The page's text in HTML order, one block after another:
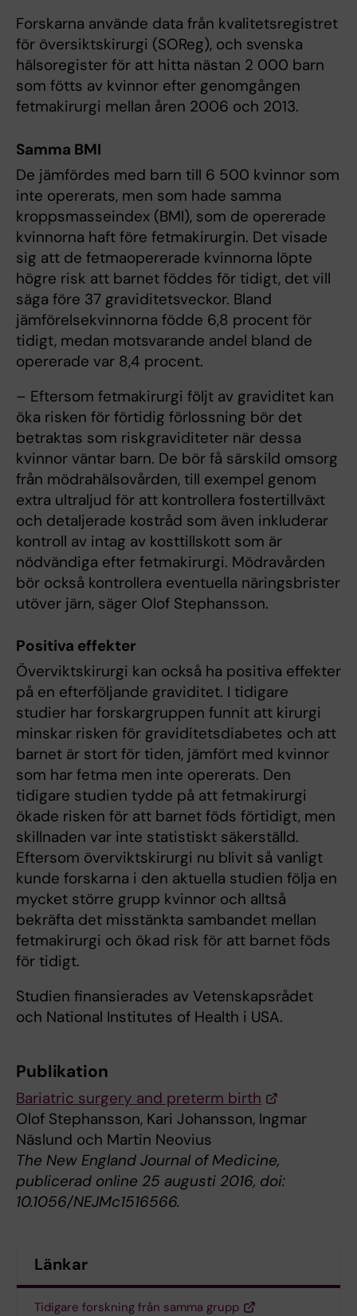
Forskarna använde data från kvalitetsregistret
för översiktskirurgi (SOReg), och svenska
hälsoregister för att hitta nästan 2 000 barn
som fötts av kvinnor efter genomgången
fetmakirurgi mellan åren 2006 och 2013.
Samma BMI
De jämfördes med barn till 6 500 kvinnor som
inte opererats, men som hade samma
kroppsmasseindex (BMI), som de opererade
kvinnorna haft före fetmakirurgin. Det visade
sig att de fetmaopererade kvinnorna löpte
högre risk att barnet föddes för tidigt, det vill
säga före 37 graviditetsveckor. Bland
jämförelsekvinnorna födde 6,8 procent för
tidigt, medan motsvarande andel bland de
opererade var 8,4 procent.
– Eftersom fetmakirurgi följt av graviditet kan
öka risken för förtidig förlossning bör det
betraktas som riskgraviditeter när dessa
kvinnor väntar barn. De bör få särskild omsorg
från mödrahälsovården, till exempel genom
extra ultraljud för att kontrollera fostertillväxt
och detaljerade kostråd som även inkluderar
kontroll av intag av kosttillskott som är
nödvändiga efter fetmakirurgi. Mödravården
bör också kontrollera eventuella näringsbrister
utöver järn, säger Olof Stephansson.
Positiva effekter
Överviktskirurgi kan också ha positiva effekter
på en efterföljande graviditet. I tidigare
studier har forskargruppen funnit att kirurgi
minskar risken för graviditetsdiabetes och att
barnet är stort för tiden, jämfört med kvinnor
som har fetma men inte opererats. Den
tidigare studien tydde på att fetmakirurgi
ökade risken för att barnet föds förtidigt, men
skillnaden var inte statistiskt säkerställd.
Eftersom överviktskirurgi nu blivit så vanligt
kunde forskarna i den aktuella studien följa en
mycket större grupp kvinnor och alltså
bekräfta det misstänkta sambandet mellan
fetmakirurgi och ökad risk för att barnet föds
för tidigt.
Studien finansierades av Vetenskapsrådet
och National Institutes of Health i USA.
Publikation
Bariatric surgery and preterm birth
Olof Stephansson, Kari Johansson, Ingmar
Näslund och Martin Neovius
The New England Journal of Medicine,
publicerad online 25 augusti 2016, doi:
10.1056/NEJMc1516566.
Länkar
Tidigare forskning från samma grupp